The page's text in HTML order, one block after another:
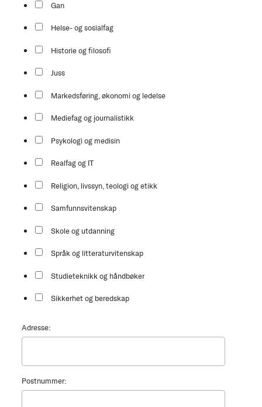
Gan
Helse- og sosialfag
Historie og filosofi
Juss
Markedsføring, økonomi og ledelse
Mediefag og journalistikk
Psykologi og medisin
Realfag og IT
Religion, livssyn, teologi og etikk
Samfunnsvitenskap
Skole og utdanning
Språk og litteraturvitenskap
Studieteknikk og håndbøker
Sikkerhet og beredskap
Adresse:
Postnummer: